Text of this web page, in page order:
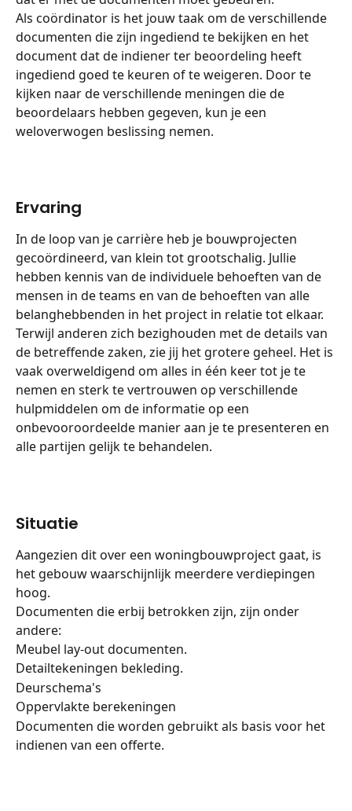
Als coördinator is het jouw taak om de verschillende
documenten die zijn ingediend te bekijken en het
document dat de indiener ter beoordeling heeft
ingediend goed te keuren of te weigeren. Door te
kijken naar de verschillende meningen die de
beoordelaars hebben gegeven, kun je een
weloverwogen beslissing nemen.
Ervaring
In de loop van je carrière heb je bouwprojecten
gecoördineerd, van klein tot grootschalig. Jullie
hebben kennis van de individuele behoeften van de
mensen in de teams en van de behoeften van alle
belanghebbenden in het project in relatie tot elkaar.
Terwijl anderen zich bezighouden met de details van
de betreffende zaken, zie jij het grotere geheel. Het is
vaak overweldigend om alles in één keer tot je te
nemen en sterk te vertrouwen op verschillende
hulpmiddelen om de informatie op een
onbevooroordeelde manier aan je te presenteren en
alle partijen gelijk te behandelen.
Situatie
Aangezien dit over een woningbouwproject gaat, is
het gebouw waarschijnlijk meerdere verdiepingen
hoog.
Documenten die erbij betrokken zijn, zijn onder
andere:
Meubel lay-out documenten.
Detailtekeningen bekleding.
Deurschema's
Oppervlakte berekeningen
Documenten die worden gebruikt als basis voor het
indienen van een offerte.